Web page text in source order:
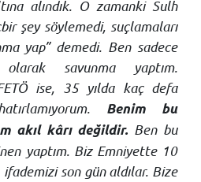
alındık. O zamanki Sulh
şey söylemedi, suçlamaları
yap” demedi. Ben sadece
savunma yaptım.
ise, 35 yılda kaç defa
Benim bu
akıl kârı değildir. Ben bu
yaptım. Biz Emniyette 10
son gün aldılar. Bize